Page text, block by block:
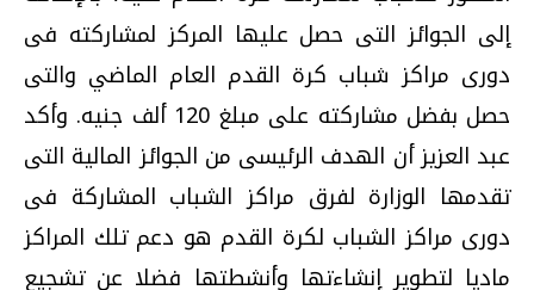
إلى الجوائز التى حصل عليها المركز لمشاركته فى
دورى مراكز شباب كرة القدم العام الماضي والتى
حصل بفضل مشاركته على مبلغ 120 ألف جنيه. وأكد
عبد العزيز أن الهدف الرئيسى من الجوائز المالية التى
تقدمها الوزارة لفرق مراكز الشباب المشاركة فى
دورى مراكز الشباب لكرة القدم هو دعم تلك المراكز
ماديا لتطوير إنشاءتها وأنشطتها فضلا عن تشجيع